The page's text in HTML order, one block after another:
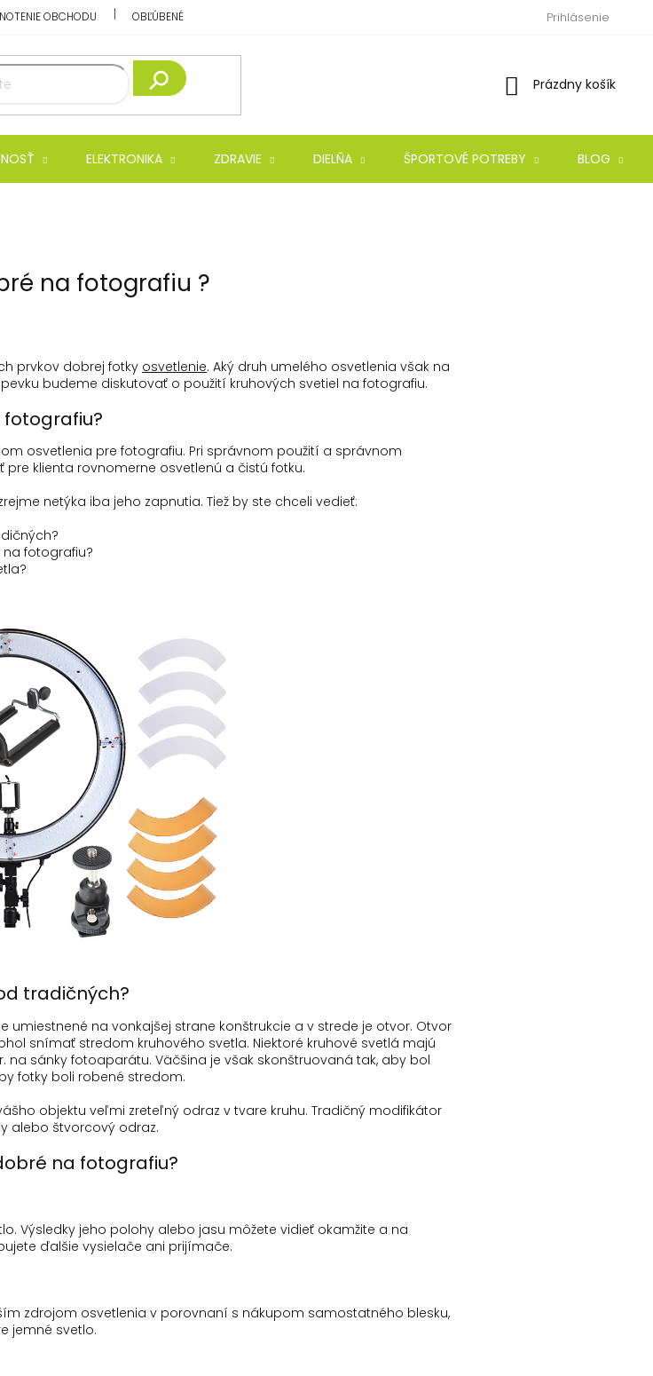
OBCHODU OBĽÚBENÉ Prihlásenie
Hľadať
Nákupný
Prázdny košík
ELEKTRONIKA ZDRAVIE DIELŇA ŠPORTOVÉ POTREBY BLOG
na fotografiu ?
prvkov dobrej fotky osvetlenie. Aký druh umelého osvetlenia však na
budeme diskutovať o použití kruhových svetiel na fotografiu.
fotografiu?
osvetlenia pre fotografiu. Pri správnom použití a správnom
klienta rovnomerne osvetlenú a čistú fotku.
netýka iba jeho zapnutia. Tiež by ste chceli vedieť:
fotografiu?
tradičných?
umiestnené na vonkajšej strane konštrukcie a v strede je otvor. Otvor
snímať stredom kruhového svetla. Niektoré kruhové svetlá majú
na sánky fotoaparátu. Väčšina je však skonštruovaná tak, aby bol
fotky boli robené stredom.
objektu veľmi zreteľný odraz v tvare kruhu. Tradičný modifikátor
alebo štvorcový odraz.
na fotografiu?
Výsledky jeho polohy alebo jasu môžete vidieť okamžite a na
ďalšie vysielače ani prijímače.
zdrojom osvetlenia v porovnaní s nákupom samostatného blesku,
jemné svetlo.